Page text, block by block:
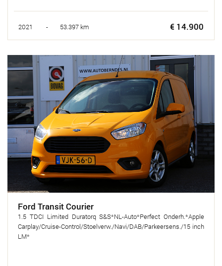
2021 - 53.397 km € 14.900
Ford Transit Courier
1.5 TDCI Limited Duratorq S&S*NL-Auto*Perfect Onderh.*Apple
Carplay/Cruise-Control/Stoelverw./Navi/DAB/Parkeersens./15 inch
LM*